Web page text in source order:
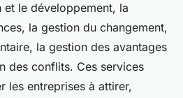
le développement, la
la gestion du changement,
la gestion des avantages
des conflits. Ces services
les entreprises à attirer,